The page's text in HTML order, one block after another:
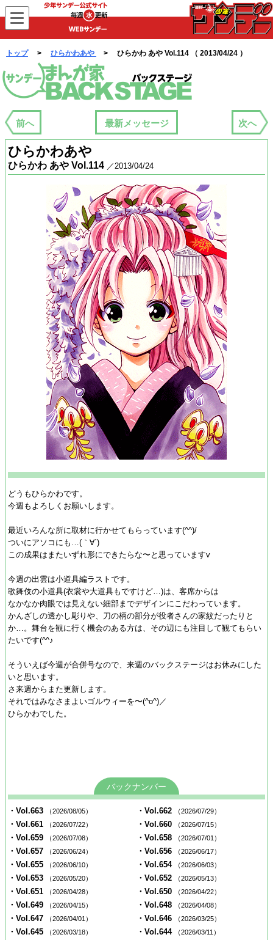
WEBサンデー
トップ> ひらかわあや > ひらかわ あや Vol.114 （ 2013/04/24 ）
まんが家バックステージ
前へ 最新メッセージ 次へ
ひらかわあや
ひらかわ あや Vol.114 ／2013/04/24
どうもひらかわです。
今週もよろしくお願いします。
最近いろんな所に取材に行かせてもらっています(^^)/
ついにアソコにも…(｀∀´)
この成果はまたいずれ形にできたらな〜と思っていますv
今週の出雲は小道具編ラストです。
歌舞伎の小道具(衣裳や大道具もですけど…)は、客席からは
なかなか肉眼では見えない細部までデザインにこだわっています。
かんざしの透かし彫りや、刀の柄の部分が役者さんの家紋だったりと
か…。舞台を観に行く機会のある方は、その辺にも注目して観てもらい
たいです(^^♪
そういえば今週が合併号なので、来週のバックステージはお休みにした
いと思います。
さ来週からまた更新します。
それではみなさまよいゴルウィーを〜(^o^)／
ひらかわでした。
バックナンバー
・Vol.663 （2026/08/05） ・Vol.662 （2026/07/29）
・Vol.661 （2026/07/22） ・Vol.660 （2026/07/15）
・Vol.659 （2026/07/08） ・Vol.658 （2026/07/01）
・Vol.657 （2026/06/24） ・Vol.656 （2026/06/17）
・Vol.655 （2026/06/10） ・Vol.654 （2026/06/03）
・Vol.653 （2026/05/20） ・Vol.652 （2026/05/13）
・Vol.651 （2026/04/28） ・Vol.650 （2026/04/22）
・Vol.649 （2026/04/15） ・Vol.648 （2026/04/08）
・Vol.647 （2026/04/01） ・Vol.646 （2026/03/25）
・Vol.645 （2026/03/18） ・Vol.644 （2026/03/11）